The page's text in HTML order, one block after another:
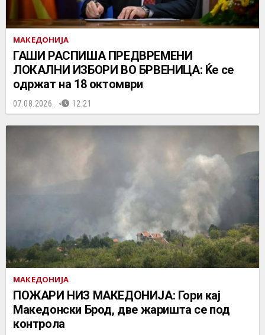
МАКЕДОНИЈА
ГАШИ РАСПИША ПРЕДВРЕМЕНИ
ЛОКАЛНИ ИЗБОРИ ВО БРВЕНИЦА: Ќе се
одржат на 18 октомври
07.08.2026. 12:21
МАКЕДОНИЈА
ПОЖАРИ НИЗ МАКЕДОНИЈА: Гори кај
Македонски Брод, две жаришта се под
контрола